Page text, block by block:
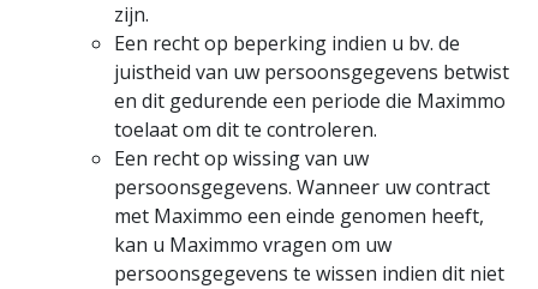
zijn.
Een recht op beperking indien u bv. de
juistheid van uw persoonsgegevens betwist
en dit gedurende een periode die Maximmo
toelaat om dit te controleren.
Een recht op wissing van uw
persoonsgegevens. Wanneer uw contract
met Maximmo een einde genomen heeft,
kan u Maximmo vragen om uw
persoonsgegevens te wissen indien dit niet